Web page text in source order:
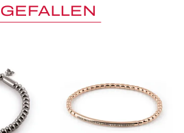
GEFALLEN